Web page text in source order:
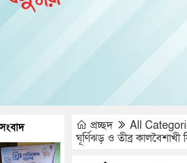
প্রচ্ছদ All
ঘূর্ণিঝড় ও তীব্র